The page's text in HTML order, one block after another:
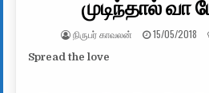
முடிந்தால்
AUTHOR:
நிருபர் காவலன் PUBLISHED
15/05/2018
Spread the love